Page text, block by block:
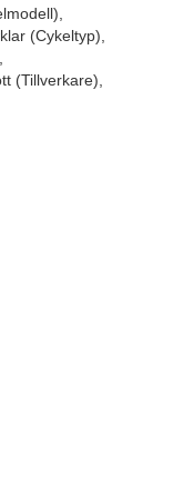
(Cykeltyp)
(Tillverkare)